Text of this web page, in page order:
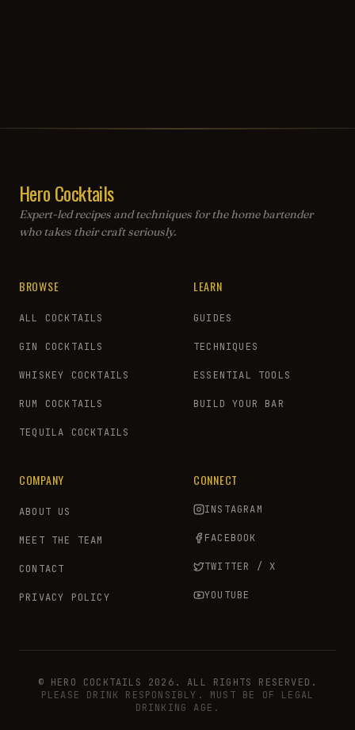
Hero Cocktails
Expert-led recipes and techniques for the home bartender
who takes their craft seriously.
BROWSE
ALL COCKTAILS
GIN COCKTAILS
WHISKEY COCKTAILS
RUM COCKTAILS
TEQUILA COCKTAILS
LEARN
GUIDES
TECHNIQUES
ESSENTIAL TOOLS
BUILD YOUR BAR
COMPANY
ABOUT US
MEET THE TEAM
CONTACT
PRIVACY POLICY
CONNECT
INSTAGRAM
FACEBOOK
TWITTER / X
YOUTUBE
© HERO COCKTAILS 2026. ALL RIGHTS RESERVED.
PLEASE DRINK RESPONSIBLY. MUST BE OF LEGAL
DRINKING AGE.